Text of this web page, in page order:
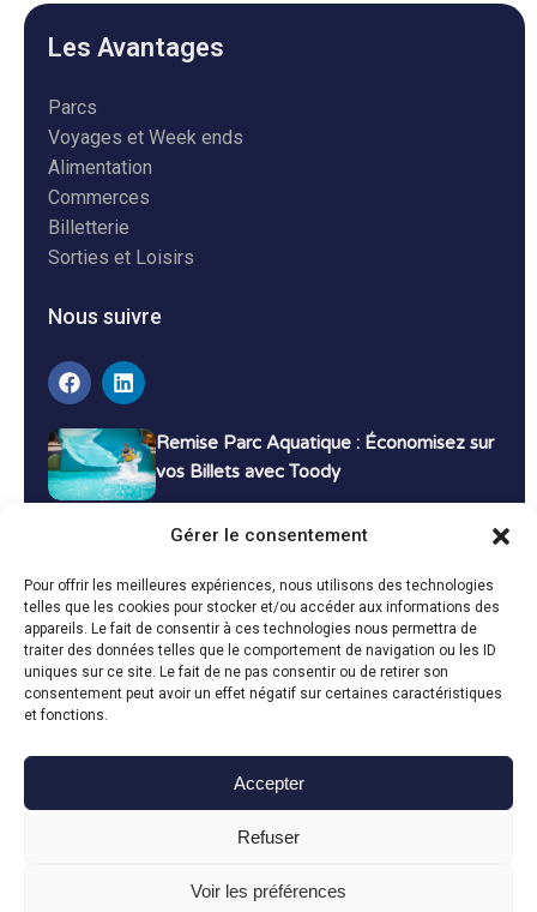
Gérer le consentement
Pour offrir les meilleures expériences, nous utilisons des technologies
telles que les cookies pour stocker et/ou accéder aux informations des
appareils. Le fait de consentir à ces technologies nous permettra de
traiter des données telles que le comportement de navigation ou les ID
uniques sur ce site. Le fait de ne pas consentir ou de retirer son
consentement peut avoir un effet négatif sur certaines caractéristiques
et fonctions.
Accepter
Refuser
Voir les préférences
Les Avantages
Parcs
Voyages et Week ends
Alimentation
Commerces
Billetterie
Sorties et Loisirs
Nous suivre
Remise Parc Aquatique : Économisez sur
vos Billets avec Toody
Bons Plans Voyage : Économisez sur vos
Vacances avec Toody
13 décembre 2024 Bon plans
Toody © 2024
Mentions légales
Politique de cookies